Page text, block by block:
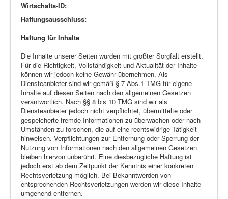
Wirtschafts-ID:
Haftungsausschluss:
Haftung für Inhalte
Die Inhalte unserer Seiten wurden mit größter Sorgfalt erstellt.
Für die Richtigkeit, Vollständigkeit und Aktualität der Inhalte
können wir jedoch keine Gewähr übernehmen. Als
Diensteanbieter sind wir gemäß § 7 Abs.1 TMG für eigene
Inhalte auf diesen Seiten nach den allgemeinen Gesetzen
verantwortlich. Nach §§ 8 bis 10 TMG sind wir als
Diensteanbieter jedoch nicht verpflichtet, übermittelte oder
gespeicherte fremde Informationen zu überwachen oder nach
Umständen zu forschen, die auf eine rechtswidrige Tätigkeit
hinweisen. Verpflichtungen zur Entfernung oder Sperrung der
Nutzung von Informationen nach den allgemeinen Gesetzen
bleiben hiervon unberührt. Eine diesbezügliche Haftung ist
jedoch erst ab dem Zeitpunkt der Kenntnis einer konkreten
Rechtsverletzung möglich. Bei Bekanntwerden von
entsprechenden Rechtsverletzungen werden wir diese Inhalte
umgehend entfernen.